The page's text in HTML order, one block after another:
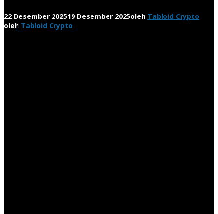
22 Desember 202519 Desember 2025oleh Tabloid Crypto
oleh Tabloid Crypto